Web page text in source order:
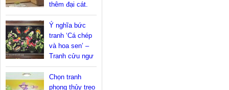
thêm đại cát.
Ý nghĩa bức
tranh ‘Cá chép
và hoa sen’ –
Tranh cửu ngư
Chọn tranh
phong thủy treo